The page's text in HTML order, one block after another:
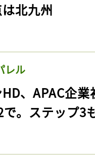
北九州
レル
HD、APAC企
。ステップ3